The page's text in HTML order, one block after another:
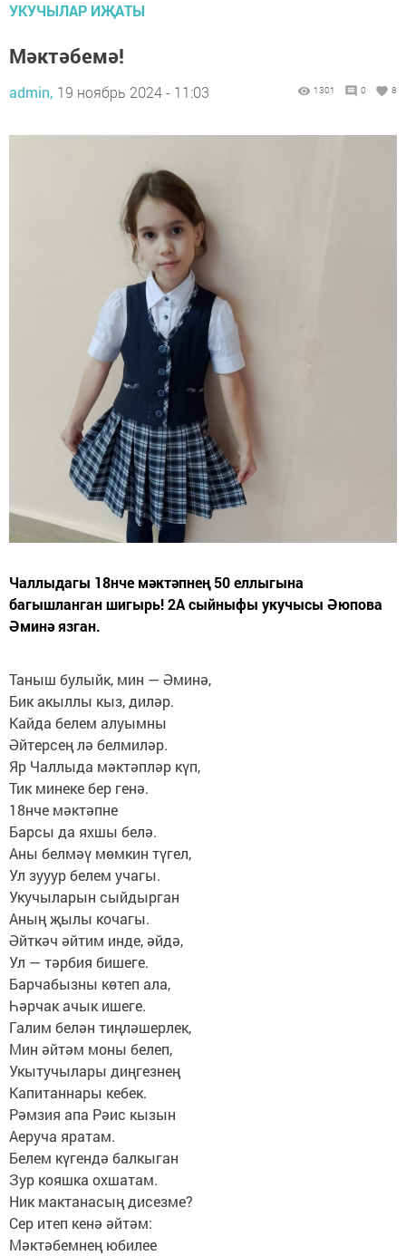
УКУЧЫЛАР ИҖАТЫ
Мәктәбемә!
admin, 19 ноябрь 2024 - 11:03 1301 0 8
Чаллыдагы 18нче мәктәпнең 50 еллыгына
багышланган шигырь! 2А сыйныфы укучысы Әюпова
Әминә язган.
Таныш булыйк, мин — Әминә,
Бик акыллы кыз, диләр.
Кайда белем алуымны
Әйтерсең лә белмиләр.
Яр Чаллыда мәктәпләр күп,
Тик минеке бер генә.
18нче мәктәпне
Барсы да яхшы белә.
Аны белмәү мөмкин түгел,
Ул зууур белем учагы.
Укучыларын сыйдырган
Аның җылы кочагы.
Әйткәч әйтим инде, әйдә,
Ул — тәрбия бишеге.
Барчабызны көтеп ала,
Һәрчак ачык ишеге.
Галим белән тиңләшерлек,
Мин әйтәм моны белеп,
Укытучылары диңгезнең
Капитаннары кебек.
Рәмзия апа Рәис кызын
Аеруча яратам.
Белем күгендә балкыган
Зур кояшка охшатам.
Ник мактанасың дисезме?
Сер итеп кенә әйтәм:
Мәктәбемнең юбилее